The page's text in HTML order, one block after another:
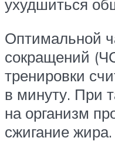
ухудшиться
Оптимальной
сокращений
тренировки
в минуту. При
на организм
сжигание жира.